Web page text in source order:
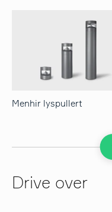
Menhir lyspullert
Drive over